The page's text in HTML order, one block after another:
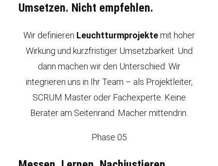
Umsetzen. Nicht empfehlen.
Wir definieren Leuchtturmprojektemit hoher
Wirkung und kurzfristiger Umsetzbarkeit. Und
dann machen wir den Unterschied: Wir
integrieren uns in Ihr Team – als Projektleiter,
SCRUM Master oder Fachexperte. Keine
Berater am Seitenrand. Macher mittendrin.
Phase 05